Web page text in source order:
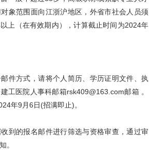
象范围面向江浙沪地区，外省市社会人员须
上（在有效期内），计算截止时间为2024年
方式，请将个人简历、学历证明文件、执
工医院人事科邮箱rsk409@163.com邮箱 。
年9月6日(招满即止)。
的报名邮件进行筛选与资格审查，通过审
。